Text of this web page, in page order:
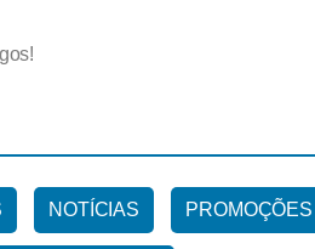
NOTÍCIAS PROMOÇÕES